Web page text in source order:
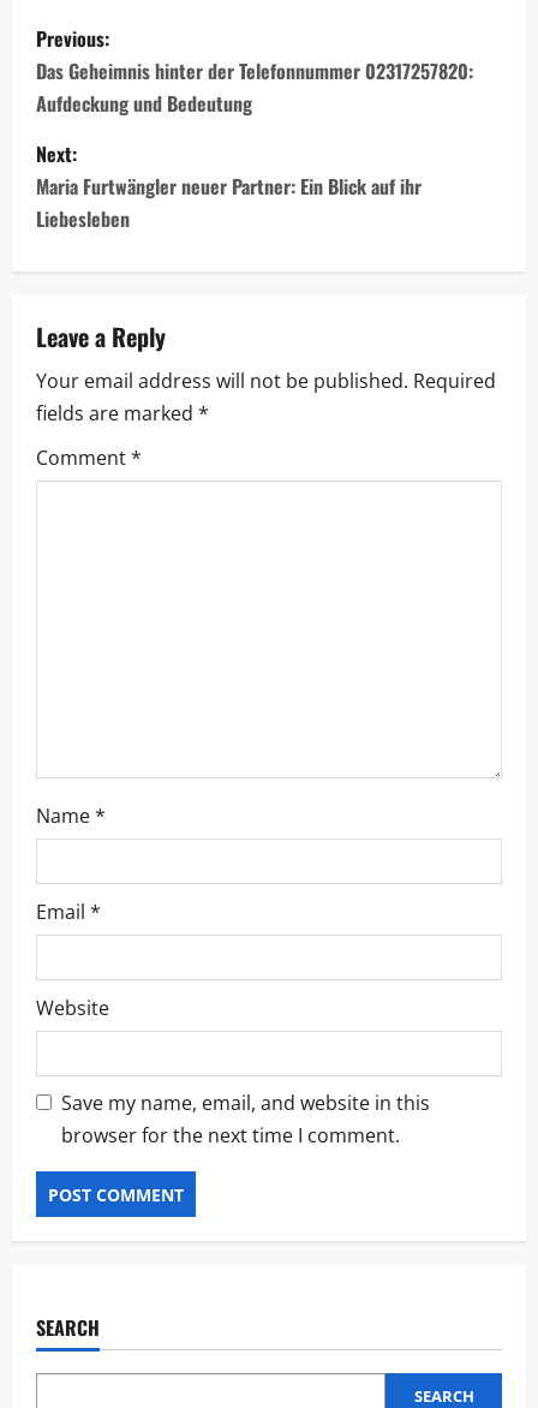
P
o
s
t
n
a
v
i
g
a
Previous:
Das Geheimnis hinter der Telefonnummer 02317257820:
Aufdeckung und Bedeutung
Next:
Maria Furtwängler neuer Partner: Ein Blick auf ihr
Liebesleben
Leave a Reply
Your email address will not be published. Required
fields are marked *
Comment*
Name*
Email *
Website
Save my name, email, and website in this
browser for the next time I comment.
SEARCH
SEARCH